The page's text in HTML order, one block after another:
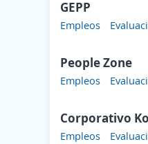
GEPP
Empleos
People Zone
Empleos
Corporativo
Empleos